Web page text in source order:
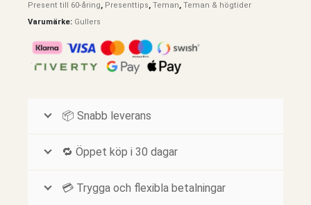
Present till 60-åring, Presenttips, Teman, Teman & högtider
Varumärke: Gullers
📦 Snabb leverans
🔁 Öppet köp i 30 dagar
💳 Trygga och flexibla betalningar